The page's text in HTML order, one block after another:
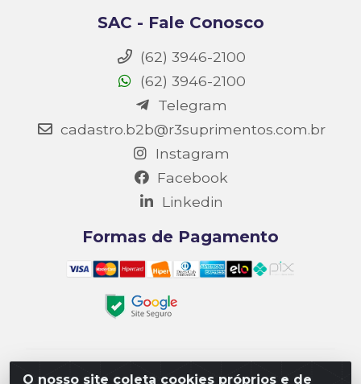
O nosso site coleta cookies próprios e de
SAC - Fale Conosco
(62) 3946-2100
(62) 3946-2100
Telegram
cadastro.b2b@r3suprimentos.com.br
Instagram
Facebook
Linkedin
Formas de Pagamento
Matriz R3 Suprimentos - Rua 14, Polo Empresarial